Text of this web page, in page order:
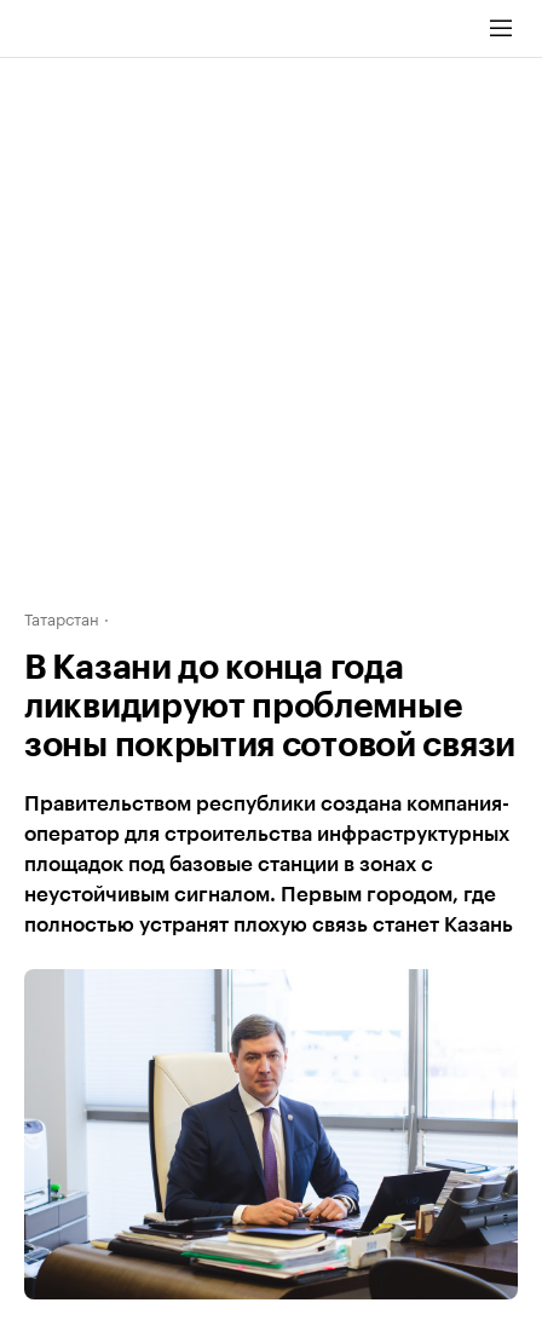
Татарстан
В Казани до конца года
ликвидируют проблемные
зоны покрытия сотовой связи
Правительством республики создана компания-
оператор для строительства инфраструктурных
площадок под базовые станции в зонах с
неустойчивым сигналом. Первым городом, где
полностью устранят плохую связь станет Казань